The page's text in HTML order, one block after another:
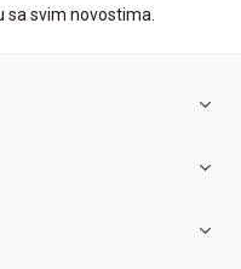
sa svim novostima.